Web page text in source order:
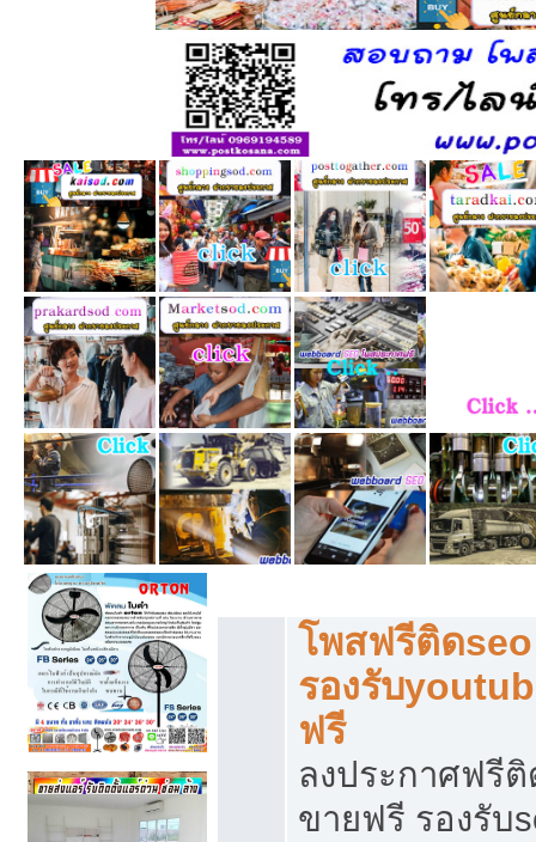
โพสฟรีติด
รองรับ
ฟรี
ลงประกาศฟรีติ
ขายฟรี รองรับ